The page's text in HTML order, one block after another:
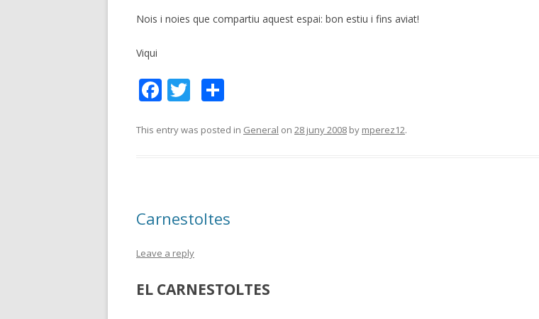
Nois i noies que compartiu aquest espai: bon estiu i fins aviat!
Viqui
F
e
k
T
itt m
ix
This entry was posted in General on 28 juny 2008 by mperez12.
Carnestoltes
Leave a reply
EL CARNESTOLTES